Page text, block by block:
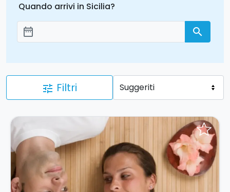
Quando arrivi in Sicilia?
Aggiungi le date
date_range search
tune Filtri